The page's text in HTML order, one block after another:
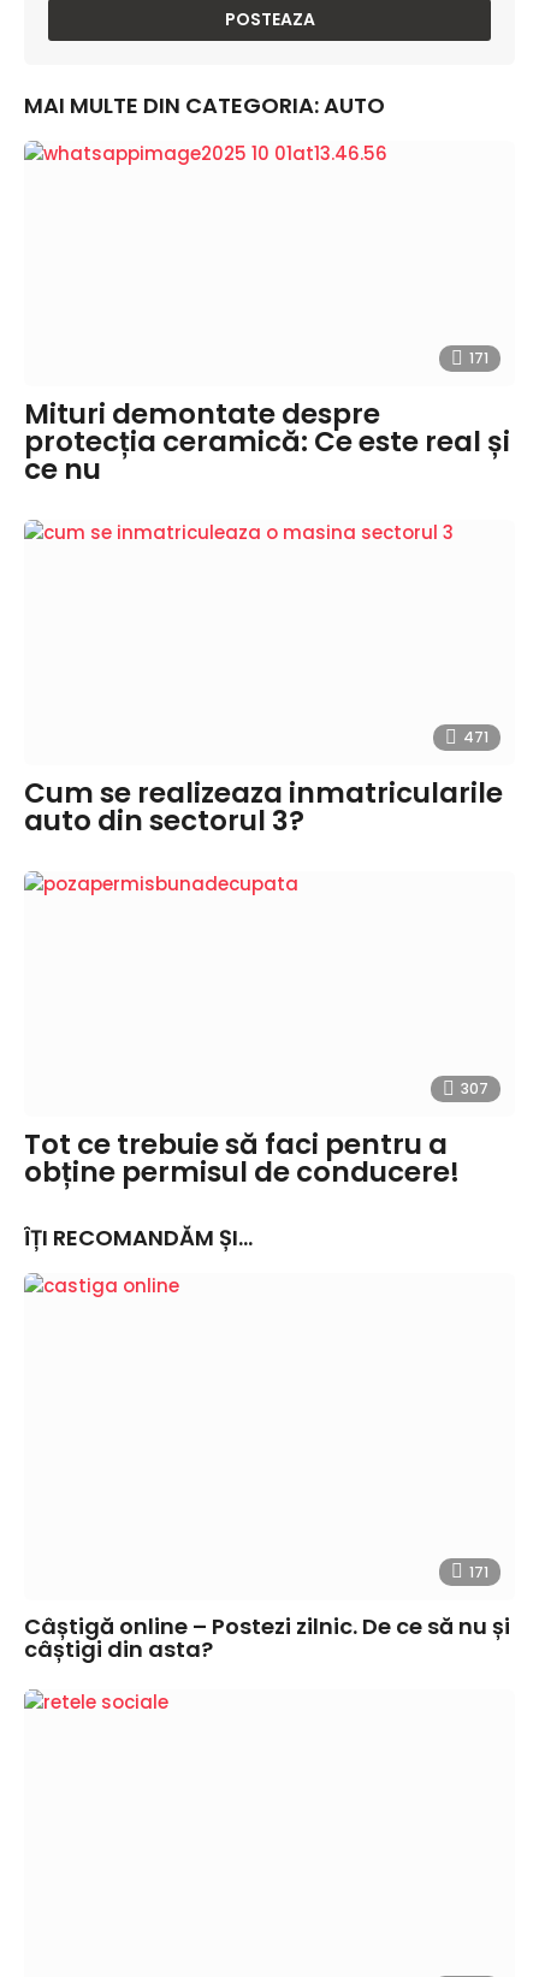
MAI MULTE DIN CATEGORIA:AUTO
171
Mituri demontate despre
protecția ceramică: Ce este real și
ce nu
471
Cum se realizeaza inmatricularile
auto din sectorul 3?
307
Tot ce trebuie să faci pentru a
obține permisul de conducere!
ÎȚI RECOMANDĂM ȘI...
171
Câștigă online – Postezi zilnic. De ce să nu și
câștigi din asta?